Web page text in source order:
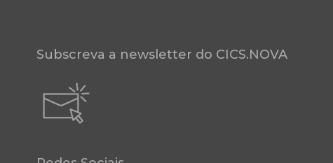
Subscreva a newsletter do CICS.NOVA